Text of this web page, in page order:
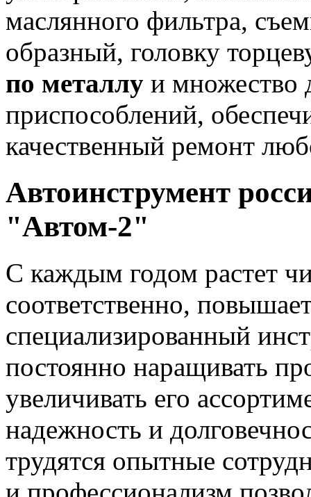
маслянного фильтра,
образный, головку
по металлу и множество
приспособлений,
качественный ремонт
Автоинструмент
"Автом-2"
С каждым годом растет
соответственно,
специализированный
постоянно наращивать
увеличивать его
надежность и
трудятся опытные